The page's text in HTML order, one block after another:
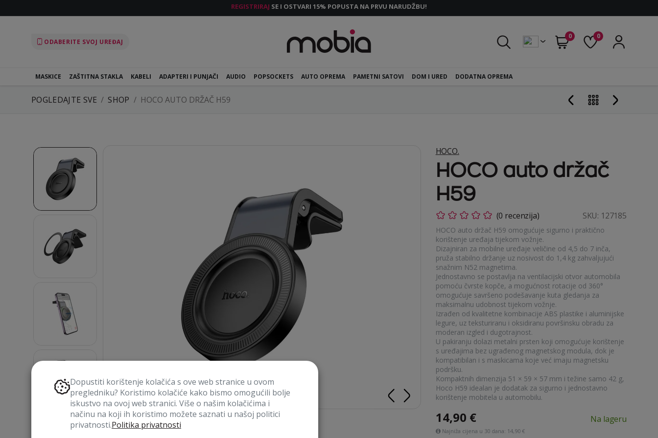
REGISTRIRAJ SE I OSTVARI 15% POPUSTA NA PRVU NARUDŽBU!
ODABERITE SVOJ UREĐAJ
0 0
MASKICE ZAŠTITNA STAKLA KABELI ADAPTERI I PUNJAČI AUDIO POPSOCKETS AUTO OPREMA PAMETNI SATOVI DOM I URED DODATNA OPREMA
POGLEDAJTE SVE SHOP HOCO AUTO DRŽAČ H59
HOCO.
HOCO auto držač
H59
(0 recenzija) SKU: 127185
HOCO auto držač H59 omogućuje sigurno i praktično
korištenje uređaja tijekom vožnje.
Dizajniran za mobilne uređaje veličine od 4,5 do 7 inča,
pruža stabilno držanje uz nosivost do 1,4 kg zahvaljujući
snažnim N52 magnetima.
Jednostavno se postavlja na ventilacijski otvor automobila
pomoću čvrste kopče, a mogućnost rotacije od 360°
omogućuje savršeno podešavanje kuta gledanja za
maksimalnu udobnost tijekom vožnje.
Izrađen od kvalitetne kombinacije ABS plastike i aluminijske
legure, uz teksturiranu i oksidiranu površinsku obradu za
moderan izgled i dugotrajnost.
U pakiranju dolazi metalni prsten koji omogućuje korištenje
s uređajima bez ugrađenog magnetskog modula, dok je
kompatibilan i s maskicama koje već imaju magnetsku
podršku.
Kompaktnih dimenzija 51 × 59 × 57 mm i težine samo 42 g,
Hoco H59 idealan je dodatak za sigurno i jednostavno
korištenje mobitela u automobilu.
14,90 €
Najniža cijena u 30 dana: 14,90 €
Na lageru
Dopustiti korištenje kolačića s ove web stranice u ovom
pregledniku? Koristimo kolačiće kako bismo omogućili bolje
iskustvo na ovoj web stranici. Više o našim kolačićima i
načinu na koji ih koristimo možete saznati u našoj politici
privatnosti.Politika privatnosti